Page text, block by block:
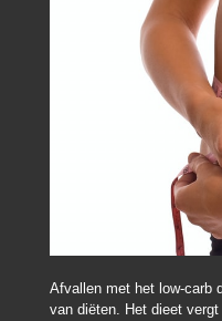
Afvallen met het low-carb
van diëten. Het dieet